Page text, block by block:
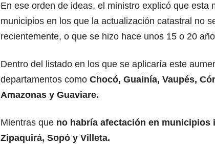
En ese orden de ideas, el ministro explicó que esta
municipios en los que la actualización catastral no
recientemente, o que se hizo hace unos 15 o 20
Dentro del listado en los que se aplicaría este
departamentos como Chocó, Guainía, Vaupés,
Amazonas y Guaviare.
Mientras que no habría afectación en municipios
Zipaquirá, Sopó y Villeta.